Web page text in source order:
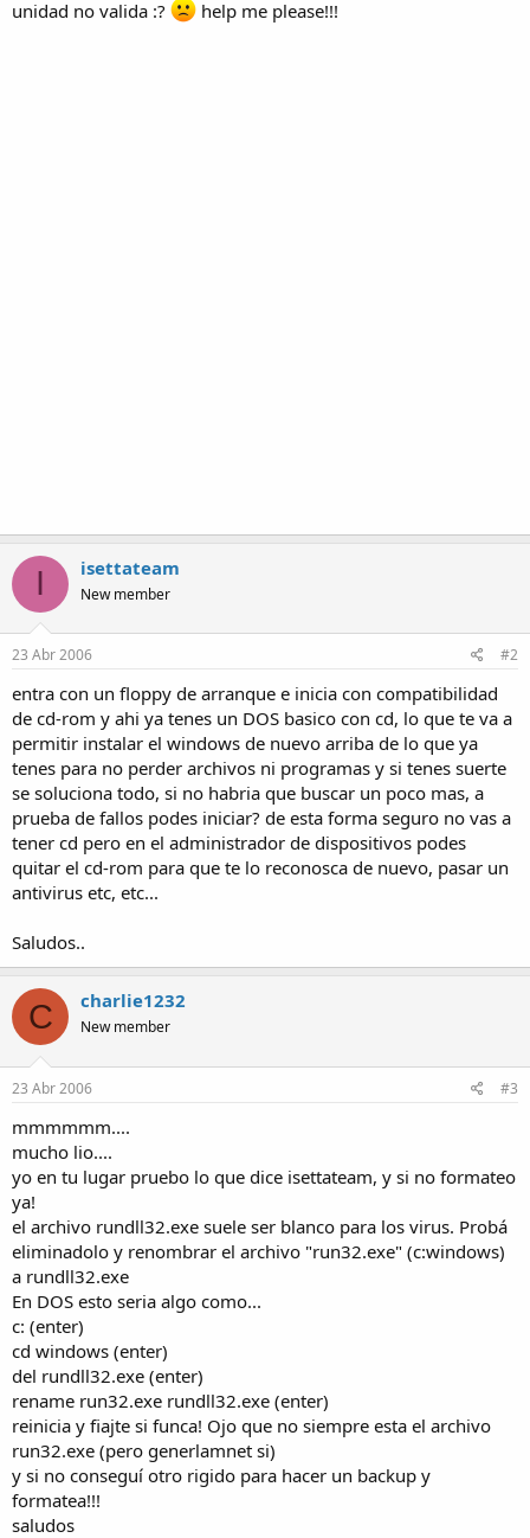
unidad no valida :?
help me please!!!
I isettateam
New member
23 Abr 2006 #2
entra con un floppy de arranque e inicia con compatibilidad
de cd-rom y ahi ya tenes un DOS basico con cd, lo que te va a
permitir instalar el windows de nuevo arriba de lo que ya
tenes para no perder archivos ni programas y si tenes suerte
se soluciona todo, si no habria que buscar un poco mas, a
prueba de fallos podes iniciar? de esta forma seguro no vas a
tener cd pero en el administrador de dispositivos podes
quitar el cd-rom para que te lo reconosca de nuevo, pasar un
antivirus etc, etc...
Saludos..
C charlie1232
New member
23 Abr 2006 #3
mmmmmm....
mucho lio....
yo en tu lugar pruebo lo que dice isettateam, y si no formateo
ya!
el archivo rundll32.exe suele ser blanco para los virus. Probá
eliminadolo y renombrar el archivo "run32.exe" (c:windows)
a rundll32.exe
En DOS esto seria algo como...
c: (enter)
cd windows (enter)
del rundll32.exe (enter)
rename run32.exe rundll32.exe (enter)
reinicia y fiajte si funca! Ojo que no siempre esta el archivo
run32.exe (pero generlamnet si)
y si no conseguí otro rigido para hacer un backup y
formatea!!!
saludos